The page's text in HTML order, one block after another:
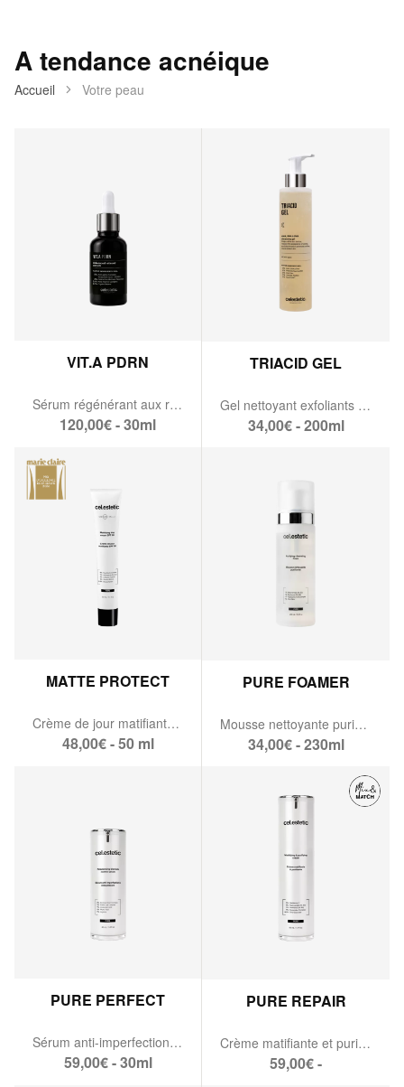
A tendance acnéique
Accueil Votre peau
VIT.A PDRN
Sérum régénérant aux rétinoïdes & PDRN
120,00€ - 30ml
TRIACID GEL
Gel nettoyant exfoliants aux acides de fruits
34,00€ - 200ml
MATTE PROTECT
Crème de jour matifiante SPF 50
48,00€ - 50 ml
PURE FOAMER
Mousse nettoyante purifiante
34,00€ - 230ml
PURE PERFECT
Sérum anti-imperfections rééquilibrant
59,00€ - 30ml
PURE REPAIR
Crème matifiante et purifiante
59,00€ -